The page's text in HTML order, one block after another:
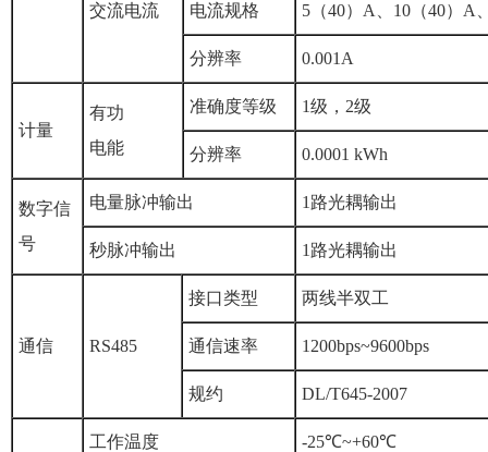
交流电流 电流规格 5（40）A、10（40）A
分辨率 0.001A
计量
有功
电能
准确度等级 1级，2级
分辨率 0.0001 kWh
数字信
号
电量脉冲输出 1路光耦输出
秒脉冲输出 1路光耦输出
通信 RS485
接口类型 两线半双工
通信速率 1200bps~9600bps
规约 DL/T645-2007
工作温度 -25℃~+60℃